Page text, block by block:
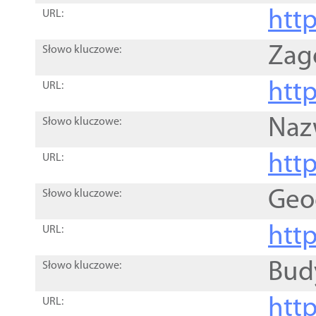
URL:
Słowo kluczowe:
URL:
Słowo kluczowe:
URL:
Słowo kluczowe:
URL:
Słowo kluczowe:
URL: